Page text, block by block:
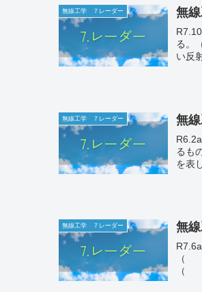
無線工学 ７レーダー 無
R7.10b-15 次の記述は、パルスレーダーの受信
る。
い反
無線工学 ７レーダー 無
R6.2a-15 次の記述は、パルスレーダーの性能について
るものを下の番
無線工学 ７レーダー 無
R7.6a-16 次の記述は、ドプラ効果を利用したレー
（